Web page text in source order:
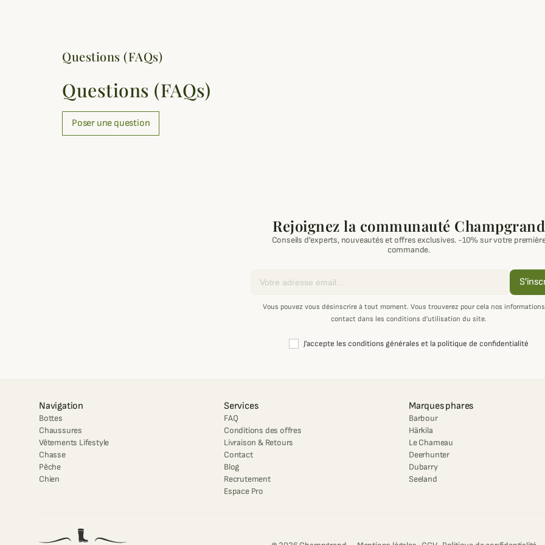
Questions (FAQs)
Questions (FAQs)
Poser une question
Rejoignez la communauté Champgrand
Conseils d'experts, nouveautés et offres exclusives. -10% sur votre
commande.
Vous pouvez vous désinscrire à tout moment. Vous trouverez pour cela nos
contact dans les conditions d'utilisation du site.
J'accepte les conditions générales et la politique de confidentialité
Navigation
Bottes
Chaussures
Vêtements Lifestyle
Chasse
Pêche
Chien
Services
FAQ
Conditions des offres
Livraison & Retours
Contact
Blog
Recrutement
Espace Pro
Marques phares
Barbour
Härkila
Le Chameau
Deerhunter
Dubarry
Seeland